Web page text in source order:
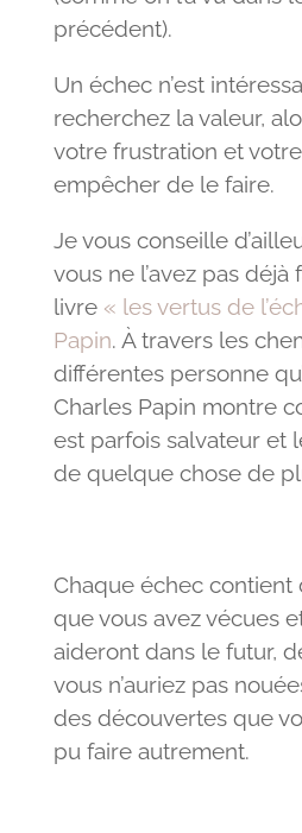
précédent).
Un échec n’est
recherchez la valeur,
votre frustration et
empêcher de le faire.
Je vous conseille
vous ne l’avez pas
livre « les vertus de
Papin. À travers les
différentes personne
Charles Papin montre
est parfois salvateur et
de quelque chose de
Chaque échec contient
que vous avez vécues
aideront dans le futur,
vous n’auriez pas
des découvertes que
pu faire autrement.